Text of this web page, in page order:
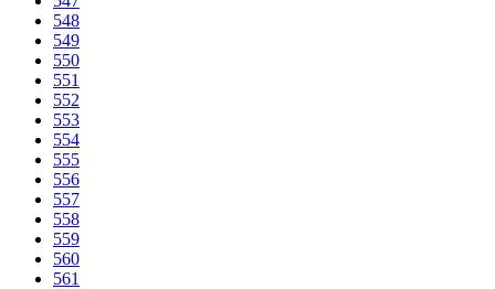
548
549
550
551
552
553
554
555
556
557
558
559
560
561